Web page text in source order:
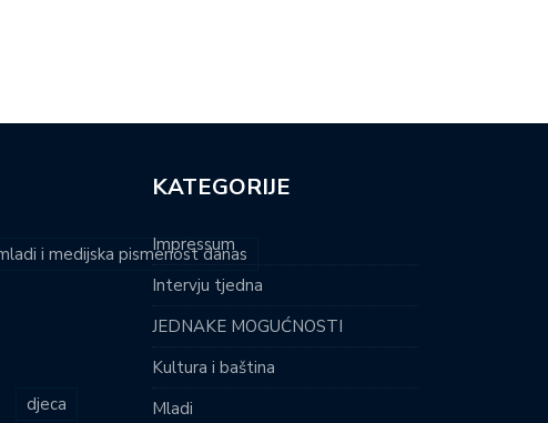
i medijska pismenost danas
djeca
KATEGORIJE
Impressum
Intervju tjedna
JEDNAKE MOGUĆNOSTI
Kultura i baština
Mladi